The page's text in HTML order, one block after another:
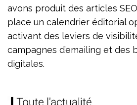
avons produit des articles
place un calendrier éditorial
activant des leviers de
campagnes d’emailing et des
digitales.